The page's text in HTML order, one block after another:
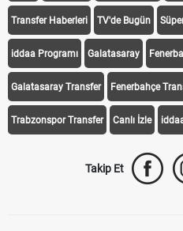
Transfer Haberleri TV'de Bugün
iddaa Programı Galatasaray
Galatasaray Transfer Fenerbahçe
Trabzonspor Transfer Canlı İzle
Takip Et